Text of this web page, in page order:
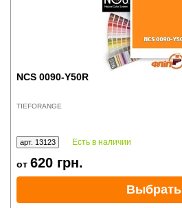
NCS 0090-Y50R
TIEFORANGE
арт. 13123 Есть в наличии
от 620 грн.
Выбрать